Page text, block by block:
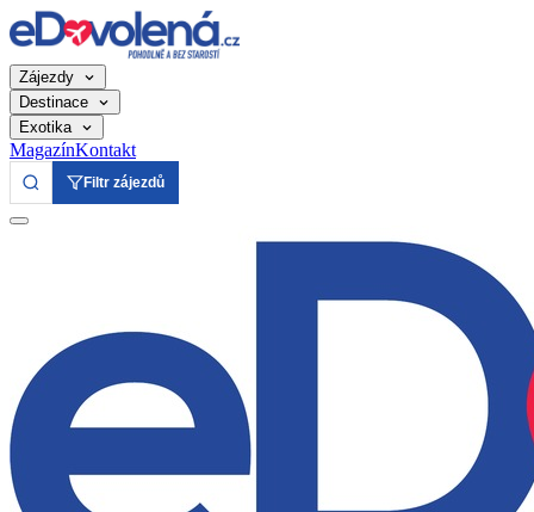
Zájezdy
Destinace
Exotika
MagazínKontakt
Filtr zájezdů